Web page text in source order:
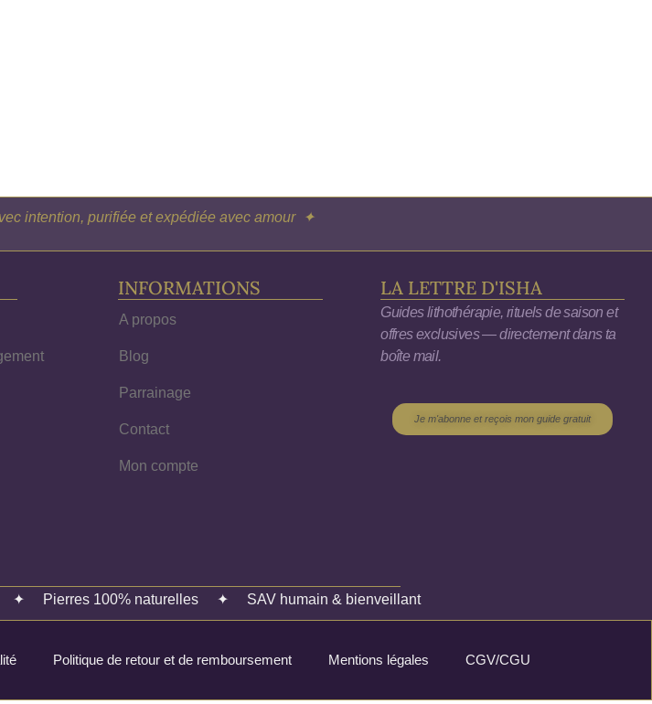
intention, purifiée et expédiée avec amour ✦
INFORMATIONS
A propos
Blog
Parrainage
Contact
Mon compte
LA LETTRE D'ISHA
Guides lithothérapie, rituels de saison et
offres exclusives — directement dans ta
boîte mail.
Je m'abonne et reçois mon guide gratuit
✦ Pierres 100% naturelles ✦ SAV humain & bienveillant
Politique de retour et de remboursement Mentions légales CGV/CGU